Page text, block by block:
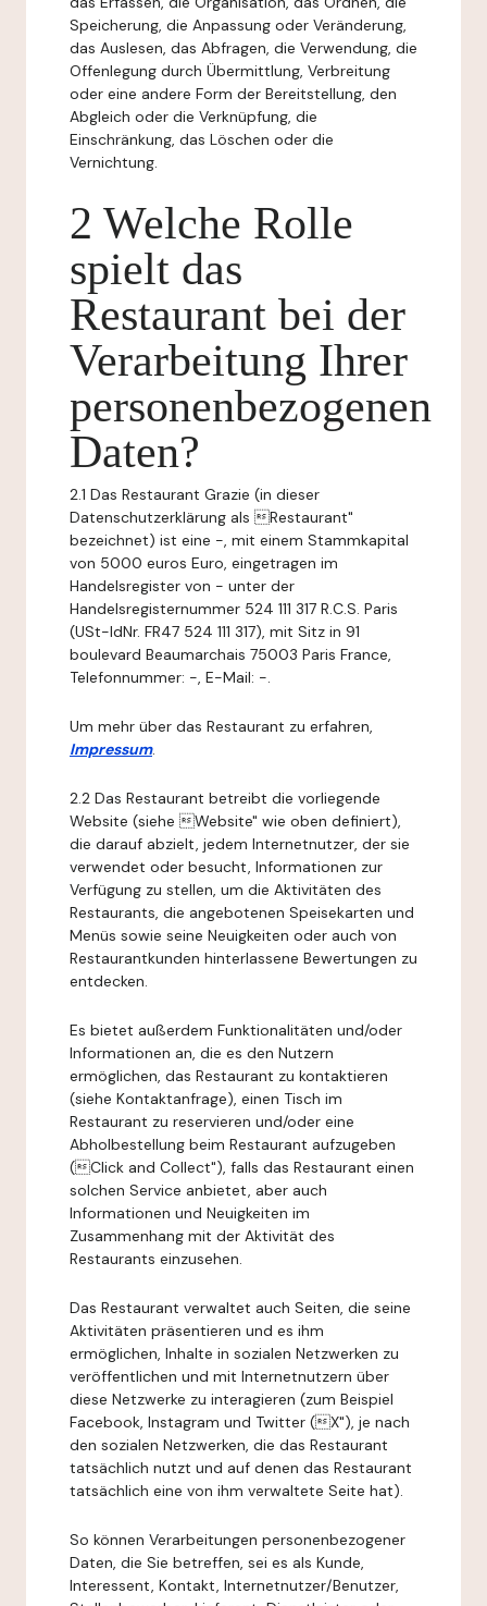
Speicherung, die Anpassung oder Veränderung,
das Auslesen, das Abfragen, die Verwendung, die
Offenlegung durch Übermittlung, Verbreitung
oder eine andere Form der Bereitstellung, den
Abgleich oder die Verknüpfung, die
Einschränkung, das Löschen oder die
Vernichtung.
2 Welche Rolle
spielt das
Restaurant bei der
Verarbeitung Ihrer
personenbezogenen
Daten?
2.1 Das Restaurant Grazie (in dieser
Datenschutzerklärung als Restaurant"
bezeichnet) ist eine -, mit einem Stammkapital
von 5000 euros Euro, eingetragen im
Handelsregister von - unter der
Handelsregisternummer 524 111 317 R.C.S. Paris
(USt-IdNr. FR47 524 111 317), mit Sitz in 91
boulevard Beaumarchais 75003 Paris France,
Telefonnummer: -, E-Mail: -.
Um mehr über das Restaurant zu erfahren,
Impressum.
2.2 Das Restaurant betreibt die vorliegende
Website (siehe Website" wie oben definiert),
die darauf abzielt, jedem Internetnutzer, der sie
verwendet oder besucht, Informationen zur
Verfügung zu stellen, um die Aktivitäten des
Restaurants, die angebotenen Speisekarten und
Menüs sowie seine Neuigkeiten oder auch von
Restaurantkunden hinterlassene Bewertungen zu
entdecken.
Es bietet außerdem Funktionalitäten und/oder
Informationen an, die es den Nutzern
ermöglichen, das Restaurant zu kontaktieren
(siehe Kontaktanfrage), einen Tisch im
Restaurant zu reservieren und/oder eine
Abholbestellung beim Restaurant aufzugeben
(Click and Collect"), falls das Restaurant einen
solchen Service anbietet, aber auch
Informationen und Neuigkeiten im
Zusammenhang mit der Aktivität des
Restaurants einzusehen.
Das Restaurant verwaltet auch Seiten, die seine
Aktivitäten präsentieren und es ihm
ermöglichen, Inhalte in sozialen Netzwerken zu
veröffentlichen und mit Internetnutzern über
diese Netzwerke zu interagieren (zum Beispiel
Facebook, Instagram und Twitter (X"), je nach
den sozialen Netzwerken, die das Restaurant
tatsächlich nutzt und auf denen das Restaurant
tatsächlich eine von ihm verwaltete Seite hat).
So können Verarbeitungen personenbezogener
Daten, die Sie betreffen, sei es als Kunde,
Interessent, Kontakt, Internetnutzer/Benutzer,